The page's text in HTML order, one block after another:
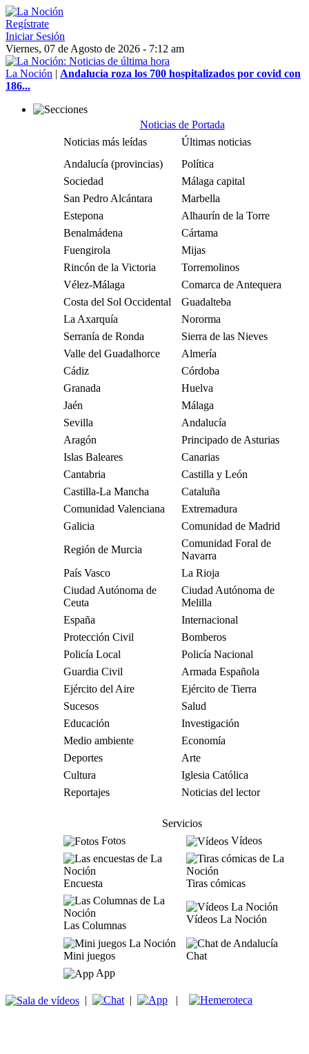
Regístrate
Iniciar Sesión
Viernes, 07 de Agosto de 2026 - 7:12 am
La Noción | Andalucía roza los 700 hospitalizados por covid con
186...
Noticias de Portada
Noticias más leídas
Últimas noticias
Andalucía (provincias)
Política
Sociedad
Málaga capital
San Pedro Alcántara
Marbella
Estepona
Alhaurín de la Torre
Benalmádena
Cártama
Fuengirola
Mijas
Rincón de la Victoria
Torremolinos
Vélez-Málaga
Comarca de Antequera
Costa del Sol Occidental
Guadalteba
La Axarquía
Nororma
Serranía de Ronda
Sierra de las Nieves
Valle del Guadalhorce
Almería
Cádiz
Córdoba
Granada
Huelva
Jaén
Málaga
Sevilla
Andalucía
Aragón
Principado de Asturias
Islas Baleares
Canarias
Cantabria
Castilla y León
Castilla-La Mancha
Cataluña
Comunidad Valenciana
Extremadura
Galicia
Comunidad de Madrid
Región de Murcia
Comunidad Foral de
Navarra
País Vasco
La Rioja
Ciudad Autónoma de
Ceuta
Ciudad Autónoma de
Melilla
España
Internacional
Protección Civil
Bomberos
Policía Local
Policía Nacional
Guardia Civil
Armada Española
Ejército del Aire
Ejército de Tierra
Sucesos
Salud
Educación
Investigación
Medio ambiente
Economía
Deportes
Arte
Cultura
Iglesia Católica
Reportajes
Noticias del lector
Servicios
Fotos
Vídeos
Encuesta Tiras cómicas
Las Columnas
Vídeos La Noción
Mini juegos
Chat
App
| | |